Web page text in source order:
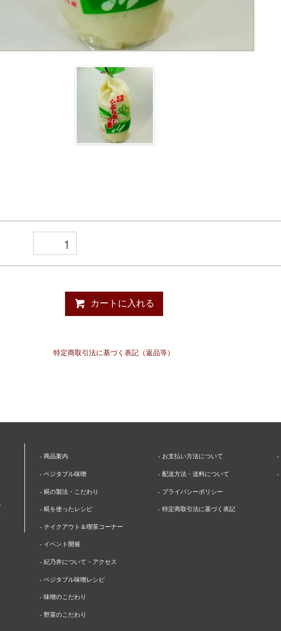
カートに入れる
特定商取引法に基づく表記（返品等）
商品案内
ベジタブル味噌
糀の製法・こだわり
糀を使ったレシピ
テイクアウト＆喫茶コーナー
イベント開催
紀乃井について・アクセス
ベジタブル味噌レシピ
味噌のこだわり
野菜のこだわり
お支払い方法について
配送方法・送料について
プライバシーポリシー
特定商取引法に基づく表記